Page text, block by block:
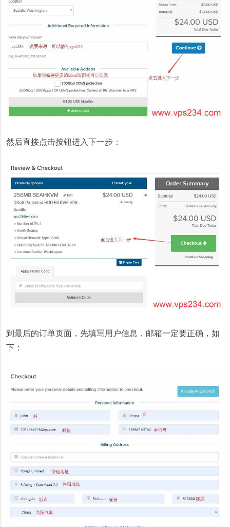
然后直接点击按钮进入下一步：
到最后的订单页面，先填写用户信息，邮箱一定要正确，如
下：